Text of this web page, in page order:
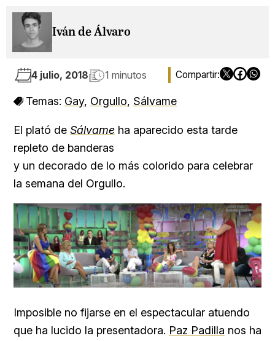
Iván de Álvaro
4 julio, 2018 1 minutos
Temas: Gay, Orgullo, Sálvame
El plató de Sálvame ha aparecido esta tarde
repleto de banderas
y un decorado de lo más colorido para celebrar
la semana del Orgullo.
Imposible no fijarse en el espectacular atuendo
que ha lucido la presentadora. Paz Padilla nos ha